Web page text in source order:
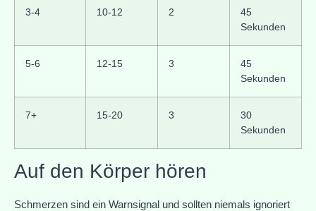
3-4 10-12 2
45
Sekunden
5-6 12-15 3
45
Sekunden
7+ 15-20 3
30
Sekunden
Auf den Körper hören
Schmerzen sind ein Warnsignal und sollten niemals ignoriert